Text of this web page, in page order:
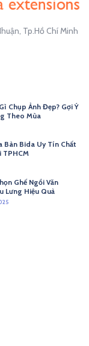
Tp.Hồ Chí Minh
Chụp Ảnh Đẹp? Gợi Ý
Theo Mùa
Bàn Bida Uy Tín Chất
TPHCM
Ghế Ngồi Văn
Lưng Hiệu Quả